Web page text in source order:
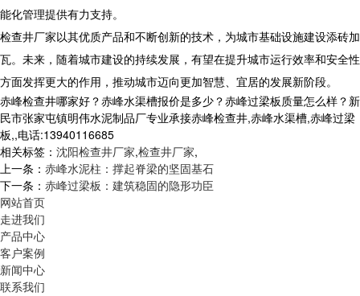
能化管理提供有力支持。
检查井厂家以其优质产品和不断创新的技术，为城市基础设施建设添砖加
瓦。未来，随着城市建设的持续发展，有望在提升城市运行效率和安全性
方面发挥更大的作用，推动城市迈向更加智慧、宜居的发展新阶段。
赤峰检查井哪家好？赤峰水渠槽报价是多少？赤峰过梁板质量怎么样？新
民市张家屯镇明伟水泥制品厂专业承接赤峰检查井,赤峰水渠槽,赤峰过梁
板,,电话:13940116685
相关标签： 沈阳检查井厂家,检查井厂家,
上一条： 赤峰水泥柱：撑起脊梁的坚固基石
下一条： 赤峰过梁板：建筑稳固的隐形功臣
网站首页
走进我们
产品中心
客户案例
新闻中心
联系我们